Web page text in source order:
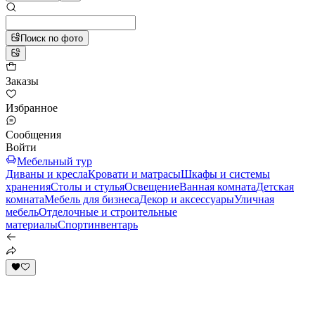
Поиск по фото
Заказы
Избранное
Сообщения
Войти
Мебельный тур
Диваны и креслаКровати и матрасыШкафы и системы
храненияСтолы и стульяОсвещениеВанная комнатаДетская
комнатаМебель для бизнесаДекор и аксессуарыУличная
мебельОтделочные и строительные
материалыСпортинвентарь